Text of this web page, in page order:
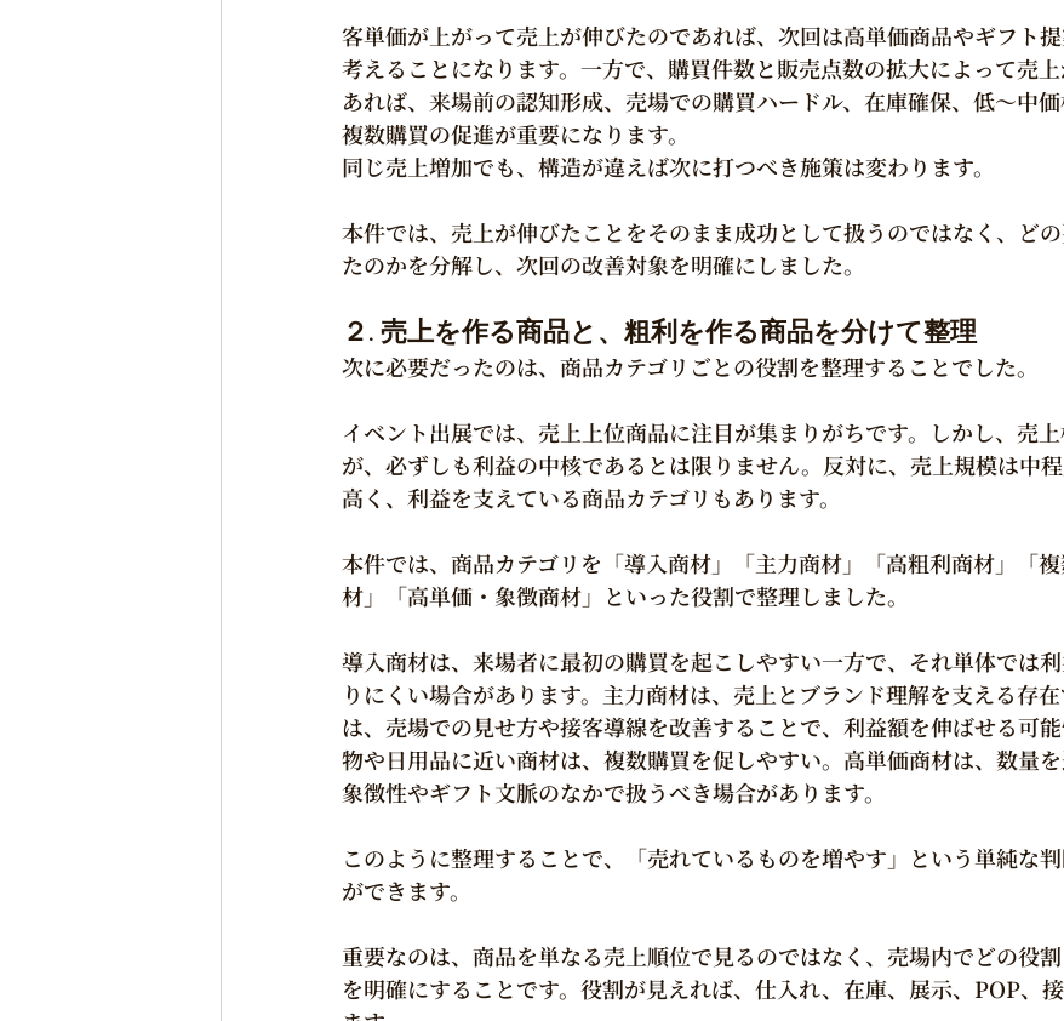
客単価が上がって売上が伸びたのであれば、次回は高単価商品やギフト
考えることになります。一方で、購買件数と販売点数の拡大によって売
あれば、来場前の認知形成、売場での購買ハードル、在庫確保、低〜中価
複数購買の促進が重要になります。
同じ売上増加でも、構造が違えば次に打つべき施策は変わります。
本件では、売上が伸びたことをそのまま成功として扱うのではなく、ど
たのかを分解し、次回の改善対象を明確にしました。
２. 売上を作る商品と、粗利を作る商品を分けて整理
次に必要だったのは、商品カテゴリごとの役割を整理することでした。
イベント出展では、売上上位商品に注目が集まりがちです。しかし、売
が、必ずしも利益の中核であるとは限りません。反対に、売上規模は中
高く、利益を支えている商品カテゴリもあります。
本件では、商品カテゴリを「導入商材」「主力商材」「高粗利商材」「
材」「高単価・象徴商材」といった役割で整理しました。
導入商材は、来場者に最初の購買を起こしやすい一方で、それ単体では
りにくい場合があります。主力商材は、売上とブランド理解を支える存
は、売場での見せ方や接客導線を改善することで、利益額を伸ばせる可
物や日用品に近い商材は、複数購買を促しやすい。高単価商材は、数量を
象徴性やギフト文脈のなかで扱うべき場合があります。
このように整理することで、「売れているものを増やす」という単純な
ができます。
重要なのは、商品を単なる売上順位で見るのではなく、売場内でどの役
を明確にすることです。役割が見えれば、仕入れ、在庫、展示、POP、